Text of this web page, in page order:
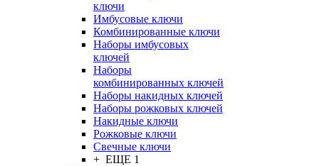
ключи
Имбусовые ключи
Комбинированные ключи
Наборы имбусовых
ключей
Наборы
комбинированных ключей
Наборы накидных ключей
Наборы рожковых ключей
Накидные ключи
Рожковые ключи
Свечные ключи
+ ЕЩЕ 1